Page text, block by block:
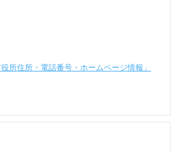
所住所・電話番号・ホームページ情報」